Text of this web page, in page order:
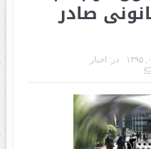
صادر
در: اخبار